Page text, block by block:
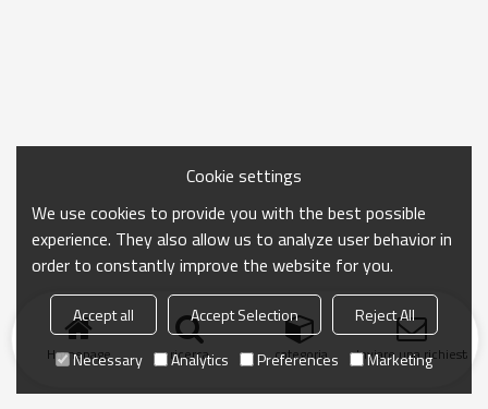
Homepage ricerca categoria Inviare una richiesta
Cookie settings
We use cookies to provide you with the best possible
experience. They also allow us to analyze user behavior in
order to constantly improve the website for you.
Accept all Accept Selection
Reject All
Necessary
Analytics Preferences Marketing